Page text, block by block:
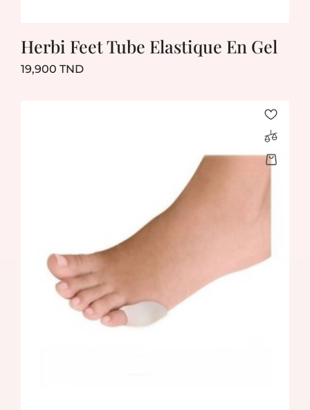
Herbi Feet Tube Elastique En Gel
19,900 TNDPrix